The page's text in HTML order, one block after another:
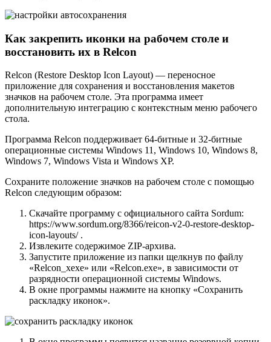
Как закрепить иконки на рабочем столе и
восстановить их в Relcon
Relcon (Restore Desktop Icon Layout) — переносное
приложение для сохранения и восстановления макетов
значков на рабочем столе. Эта программа имеет
дополнительную интеграцию с контекстным меню рабочего
стола.
Программа Relcon поддерживает 64-битные и 32-битные
операционные системы Windows 11, Windows 10, Windows 8,
Windows 7, Windows Vista и Windows XP.
Сохраните положение значков на рабочем столе с помощью
Relcon следующим образом:
Скачайте программу с официального сайта Sordum:
https://www.sordum.org/8366/reicon-v2-0-restore-desktop-
icon-layouts/ .
Извлеките содержимое ZIP-архива.
Запустите приложение из папки щелкнув по файлу
«Relcon_xexe» или «Relcon.exe», в зависимости от
разрядности операционной системы Windows.
В окне программы нажмите на кнопку «Сохранить
раскладку иконок».